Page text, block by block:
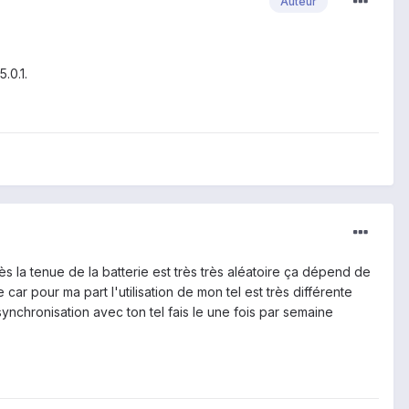
la tenue de la batterie est très très aléatoire ça dépend de
pour ma part l'utilisation de mon tel est très différente
avec ton tel fais le une fois par semaine